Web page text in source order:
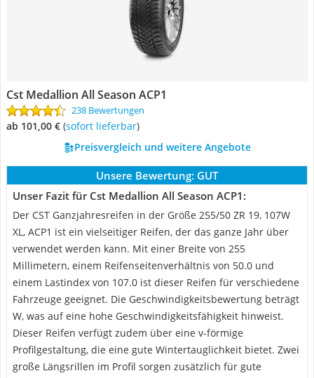
Cst Medallion All Season ACP1
238 Bewertungen
ab 101,00 € ( Sofort lieferbar)
Preisvergleich und weitere Angebote
Unsere Bewertung: GUT
Unser Fazit für Cst Medallion All Season ACP1:
Der CST Ganzjahresreifen in der Größe 255/50 ZR 19, 107W
XL, ACP1 ist ein vielseitiger Reifen, der das ganze Jahr über
verwendet werden kann. Mit einer Breite von 255
Millimetern, einem Reifenseitenverhältnis von 50.0 und
einem Lastindex von 107.0 ist dieser Reifen für verschiedene
Fahrzeuge geeignet. Die Geschwindigkeitsbewertung beträgt
W, was auf eine hohe Geschwindigkeitsfähigkeit hinweist.
Dieser Reifen verfügt zudem über eine v-förmige
Profilgestaltung, die eine gute Wintertauglichkeit bietet. Zwei
große Längsrillen im Profil sorgen zusätzlich für gute